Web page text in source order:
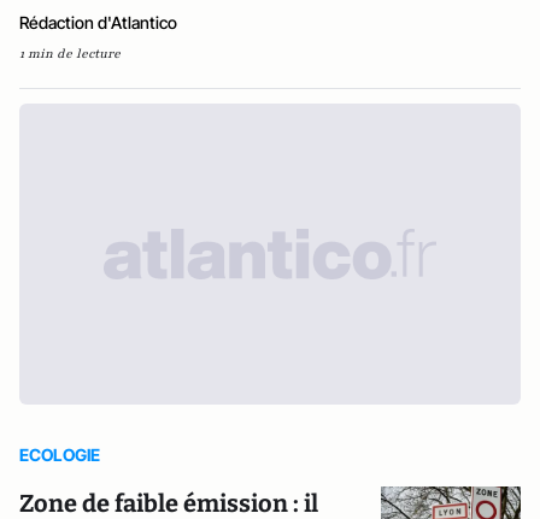
Rédaction d'Atlantico
1 min de lecture
ECOLOGIE
Zone de faible émission : il